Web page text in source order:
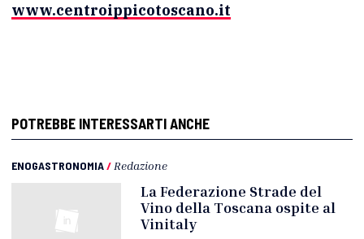
www.centroippicotoscano.it
POTREBBE INTERESSARTI ANCHE
ENOGASTRONOMIA/ Redazione
La Federazione Strade del
Vino della Toscana ospite al
Vinitaly